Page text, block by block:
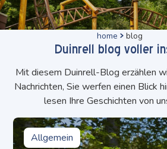
home blog
Duinrell blog voller
Mit diesem Duinrell-Blog erzählen
Nachrichten, Sie werfen einen Blick
lesen Ihre Geschichten von
Allgemein